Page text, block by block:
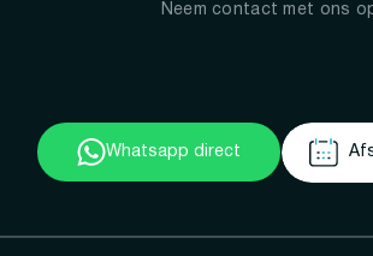
Neem contact met ons
Whatsapp direct